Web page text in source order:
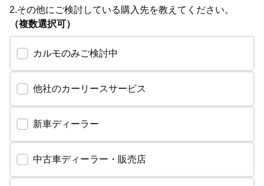
2.その他にご検討している購入先を教えてください。
（複数選択可）
カルモのみご検討中
他社のカーリースサービス
新車ディーラー
中古車ディーラー・販売店